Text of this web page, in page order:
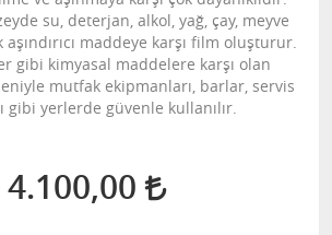
su, deterjan, alkol, yağ, çay, meyve
maddeye karşı film oluşturur.
gibi kimyasal maddelere karşı olan
mutfak ekipmanları, barlar, servis
gibi yerlerde güvenle kullanılır.
4.100,00